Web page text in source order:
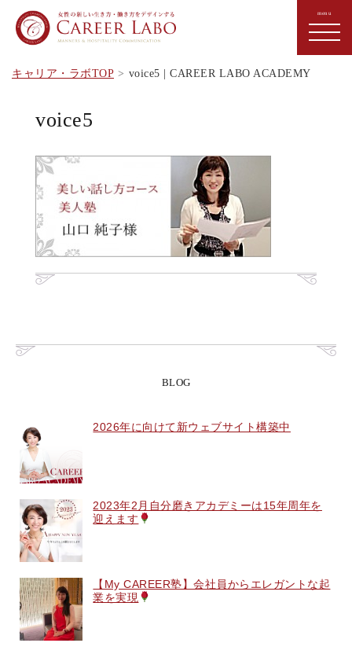
キャリア・ラボTOP voice5 | CAREER LABO ACADEMY
voice5
BLOG
2026年に向けて新ウェブサイト構築中
2023年2月自分磨きアカデミーは15年周年を
迎えます
【My CAREER塾】会社員からエレガントな起
業を実現